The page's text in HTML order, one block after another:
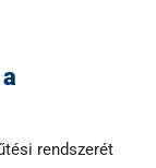
rendszerét